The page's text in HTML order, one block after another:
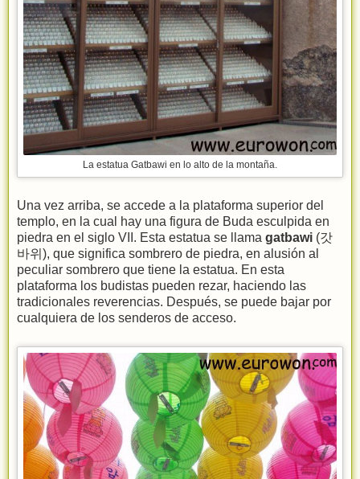
La estatua Gatbawi en lo alto de la montaña.
Una vez arriba, se accede a la plataforma superior del
templo, en la cual hay una figura de Buda esculpida en
piedra en el siglo VII. Esta estatua se llama gatbawi (갓
바위), que significa sombrero de piedra, en alusión al
peculiar sombrero que tiene la estatua. En esta
plataforma los budistas pueden rezar, haciendo las
tradicionales reverencias. Después, se puede bajar por
cualquiera de los senderos de acceso.